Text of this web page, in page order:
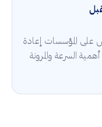
على المؤسسات إعادة
السرعة والمرونة